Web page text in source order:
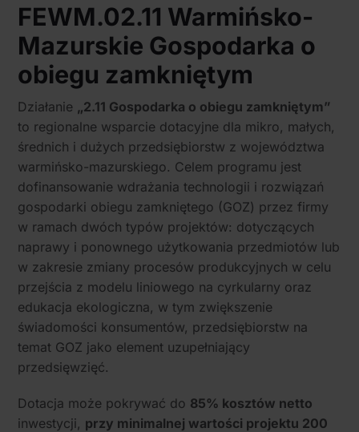
FEWM.02.11 Warmińsko-
Mazurskie Gospodarka o
obiegu zamkniętym
Działanie „2.11 Gospodarka o obiegu zamkniętym”
to regionalne wsparcie dotacyjne dla mikro, małych,
średnich i dużych przedsiębiorstw z województwa
warmińsko-mazurskiego. Celem programu jest
dofinansowanie wdrażania technologii i rozwiązań
gospodarki obiegu zamkniętego (GOZ) przez firmy
w ramach dwóch typów projektów: dotyczących
naprawy i ponownego użytkowania przedmiotów lub
w zakresie zmiany procesów produkcyjnych w celu
przejścia z modelu liniowego na cyrkularny oraz
edukacja ekologiczna, w tym zwiększenie
świadomości konsumentów, przedsiębiorstw na
temat GOZ jako element uzupełniający
przedsięwzięć.
Dotacja może pokrywać do 85% kosztów netto
inwestycji, przy minimalnej wartości projektu 200